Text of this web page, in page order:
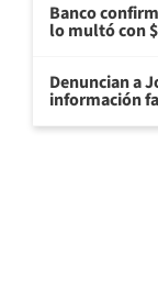
Banco
lo multó con
Denuncian a
información